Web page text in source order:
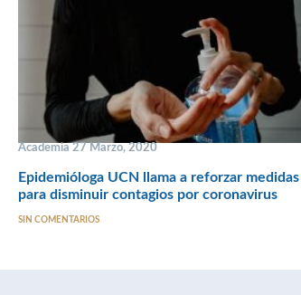
Academia 27 Marzo, 2020
Epidemióloga UCN llama a reforzar medidas
para disminuir contagios por coronavirus
SIN COMENTARIOS